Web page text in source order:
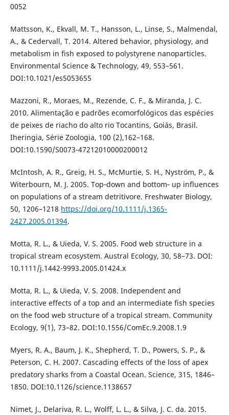
0052
Mattsson, K., Ekvall, M. T., Hansson, L., Linse, S., Malmendal,
A., & Cedervall, T. 2014. Altered behavior, physiology, and
metabolism in fish exposed to polystyrene nanoparticles.
Environmental Science & Technology, 49, 553–561.
DOI:10.1021/es5053655
Mazzoni, R., Moraes, M., Rezende, C. F., & Miranda, J. C.
2010. Alimentação e padrões ecomorfológicos das espécies
de peixes de riacho do alto rio Tocantins, Goiás, Brasil.
Iheringia, Série Zoologia, 100 (2),162–168.
DOI:10.1590/S0073-47212010000200012
McIntosh, A. R., Greig, H. S., McMurtie, S. H., Nyström, P., &
Witerbourn, M. J. 2005. Top‐down and bottom‐ up influences
on populations of a stream detritivore. Freshwater Biology,
50, 1206–1218 https://doi.org/10.1111/j.1365-
2427.2005.01394.
Motta, R. L., & Uieda, V. S. 2005. Food web structure in a
tropical stream ecosystem. Austral Ecology, 30, 58–73. DOI:
10.1111/j.1442-9993.2005.01424.x
Motta, R. L., & Uieda, V. S. 2008. Independent and
interactive effects of a top and an intermediate fish species
on the food web structure of a tropical stream. Community
Ecology, 9(1), 73–82. DOI:10.1556/ComEc.9.2008.1.9
Myers, R. A., Baum, J. K., Shepherd, T. D., Powers, S. P., &
Peterson, C. H. 2007. Cascading effects of the loss of apex
predatory sharks from a Coastal Ocean. Science, 315, 1846–
1850. DOI:10.1126/science.1138657
Nimet, J., Delariva, R. L., Wolff, L. L., & Silva, J. C. da. 2015.